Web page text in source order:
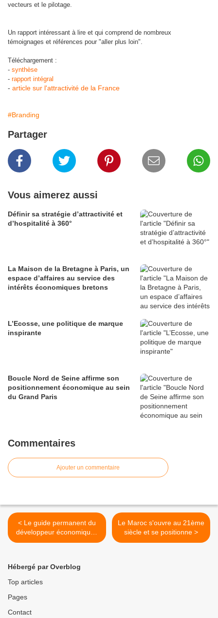
vecteurs et le pilotage.
Un rapport intéressant à lire et qui comprend de nombreux
témoignages et références pour "aller plus loin".
Téléchargement :
- synthèse
- rapport intégral
- article sur l'attractivité de la France
#Branding
Partager
Vous aimerez aussi
Définir sa stratégie d’attractivité et
d’hospitalité à 360°
La Maison de la Bretagne à Paris, un
espace d’affaires au service des
intérêts économiques bretons
L’Ecosse, une politique de marque
inspirante
Boucle Nord de Seine affirme son
positionnement économique au sein
du Grand Paris
Commentaires
Ajouter un commentaire
< Le guide permanent du
développeur économique :
parution
Le Maroc s'ouvre au 21ème
siècle et se positionne >
Hébergé par Overblog
Top articles
Pages
Contact